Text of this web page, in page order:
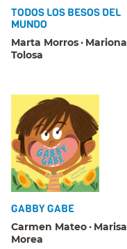
TODOS LOS BESOS DEL
MUNDO
Marta Morros
Mariona
Tolosa
GABBY GABE
Carmen Mateo
Marisa
Morea